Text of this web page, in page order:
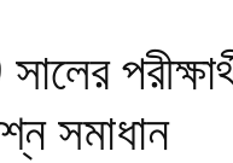
সমাধান